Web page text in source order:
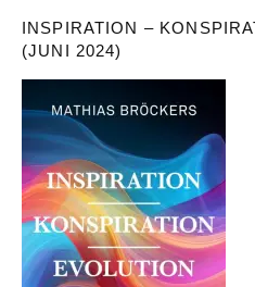
INSPIRATION –
(JUNI 2024)